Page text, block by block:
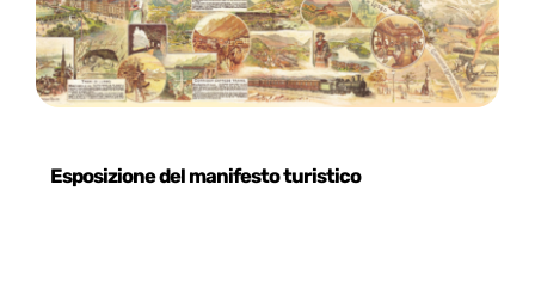
Esposizione del manifesto turistico